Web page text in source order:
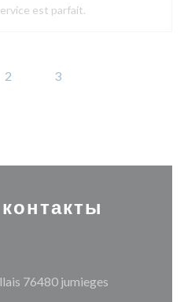
est parfait.
2 3
76480 jumieges